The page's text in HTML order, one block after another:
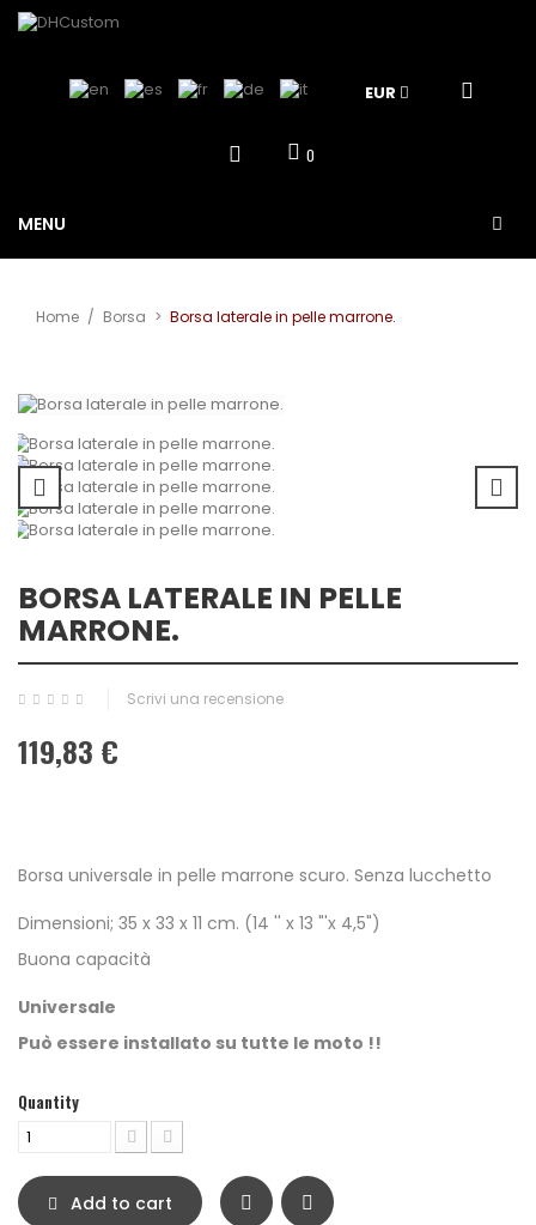
EUR
0
MENU
Home / Borsa > Borsa laterale in pelle marrone.
BORSA LATERALE IN PELLE
MARRONE.
Scrivi una recensione
119,83 €
Borsa universale in pelle marrone scuro. Senza lucchetto
Dimensioni; 35 x 33 x 11 cm. (14 '' x 13 "'x 4,5")
Buona capacità
Universale
Può essere installato su tutte le moto !!
Quantity
Add to cart